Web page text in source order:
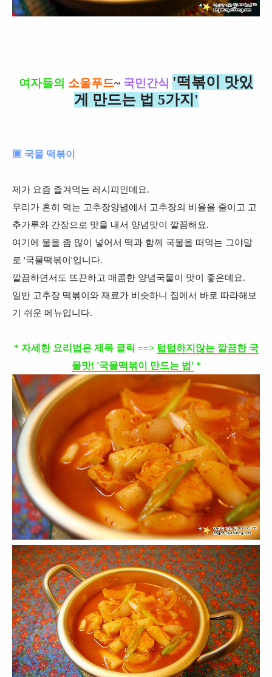
여자들의 소울푸드~ 국민간식 '떡볶이 맛있
게 만드는 법 5가지'
▣ 국물 떡볶이
제가 요즘 즐겨먹는 레시피인데요.
우리가 흔히 먹는 고추장양념에서 고추장의 비율을 줄이고 고
추가루와 간장으로 맛을 내서 양념맛이 깔끔해요.
여기에 물을 좀 많이 넣어서 떡과 함께 국물을 떠먹는 그야말
로 '국물떡볶이'입니다.
깔끔하면서도 뜨끈하고 매콤한 양념국물이 맛이 좋은데요.
일반 고추장 떡볶이와 재료가 비슷하니 집에서 바로 따라해보
기 쉬운 메뉴입니다.
* 자세한 요리법은 제목 클릭 ==> 텁텁하지않는 깔끔한 국
물맛! '국물떡볶이 만드는 법'*